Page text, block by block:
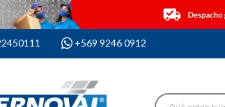
+569 9246 0912